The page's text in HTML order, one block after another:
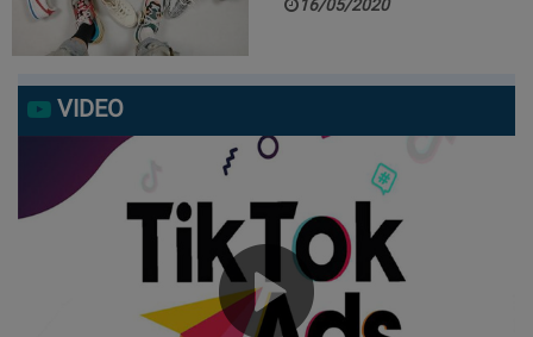
16/05/2020
VIDEO